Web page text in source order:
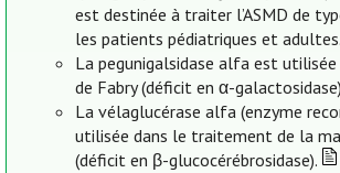
est destinée à traiter l’ASMD de
les patients pédiatriques et adultes.
La pegunigalsidase alfa est
de Fabry (déficit en α-
La vélaglucérase alfa (enzyme
utilisée dans le traitement de la
(déficit en β-glucocérébrosidase).